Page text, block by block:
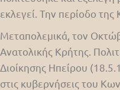
εκλεγεί. Την περίοδο
Μεταπολεμικά, τον
Ανατολικής Κρήτης.
Διοίκησης Ηπείρου
στις κυβερνήσεις του